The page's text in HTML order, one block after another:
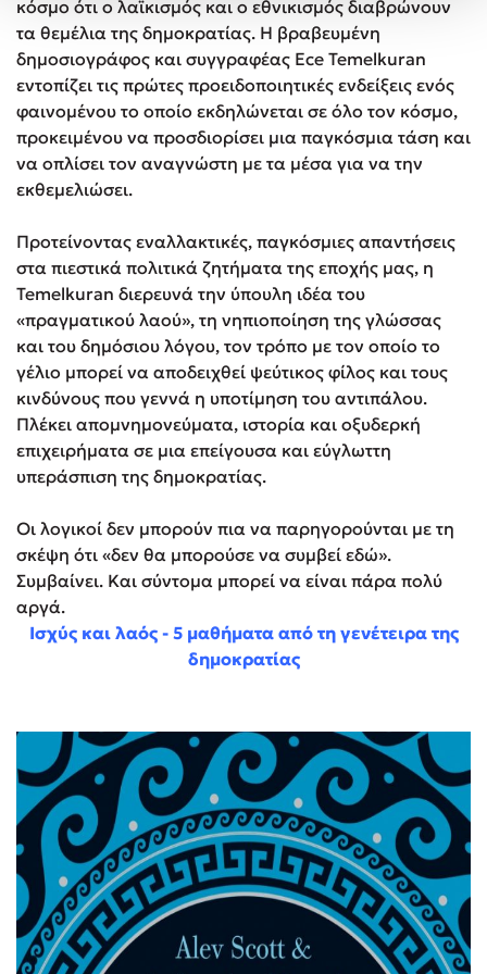
κόσμο ότι ο λαϊκισμός και ο εθνικισμός διαβρώνουν
τα θεμέλια της δημοκρατίας. Η βραβευμένη
δημοσιογράφος και συγγραφέας Ece Temelkuran
εντοπίζει τις πρώτες προειδοποιητικές ενδείξεις ενός
φαινομένου το οποίο εκδηλώνεται σε όλο τον κόσμο,
προκειμένου να προσδιορίσει μια παγκόσμια τάση και
να οπλίσει τον αναγνώστη με τα μέσα για να την
εκθεμελιώσει.
Προτείνοντας εναλλακτικές, παγκόσμιες απαντήσεις
στα πιεστικά πολιτικά ζητήματα της εποχής μας, η
Temelkuran διερευνά την ύπουλη ιδέα του
«πραγματικού λαού», τη νηπιοποίηση της γλώσσας
και του δημόσιου λόγου, τον τρόπο με τον οποίο το
γέλιο μπορεί να αποδειχθεί ψεύτικος φίλος και τους
κινδύνους που γεννά η υποτίμηση του αντιπάλου.
Πλέκει απομνημονεύματα, ιστορία και οξυδερκή
επιχειρήματα σε μια επείγουσα και εύγλωττη
υπεράσπιση της δημοκρατίας.
Οι λογικοί δεν μπορούν πια να παρηγορούνται με τη
σκέψη ότι «δεν θα μπορούσε να συμβεί εδώ».
Συμβαίνει. Και σύντομα μπορεί να είναι πάρα πολύ
αργά.
Ισχύς και λαός - 5 μαθήματα από τη γενέτειρα της
δημοκρατίας